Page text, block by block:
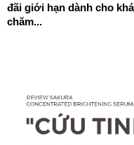
đãi giới hạn dành cho
chăm...